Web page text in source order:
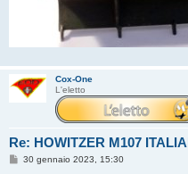
Cox-One
L'eletto
Re: HOWITZER M107
M30 gennaio 2023, 15:30